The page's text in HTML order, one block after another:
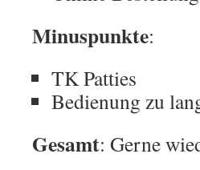
Minuspunkte:
TK Patties
Bedienung zu
Gesamt: Gerne